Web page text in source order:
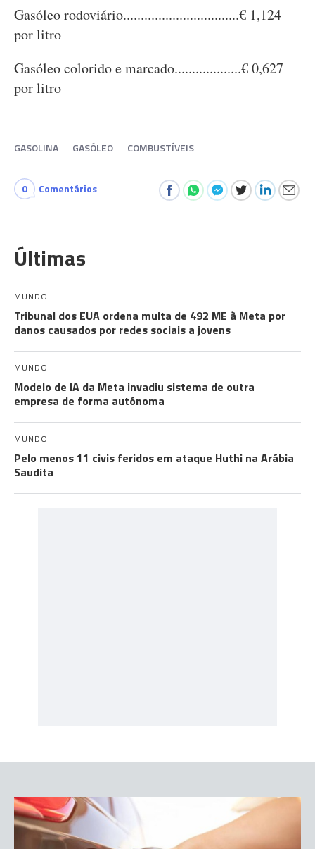
Gasóleo rodoviário.................................€ 1,124
por litro
Gasóleo colorido e marcado...................€ 0,627
por litro
GASOLINA GASÓLEO COMBUSTÍVEIS
0 Comentários
Últimas
MUNDO
Tribunal dos EUA ordena multa de 492 ME à Meta por
danos causados por redes sociais a jovens
MUNDO
Modelo de IA da Meta invadiu sistema de outra
empresa de forma autónoma
MUNDO
Pelo menos 11 civis feridos em ataque Huthi na Arábia
Saudita